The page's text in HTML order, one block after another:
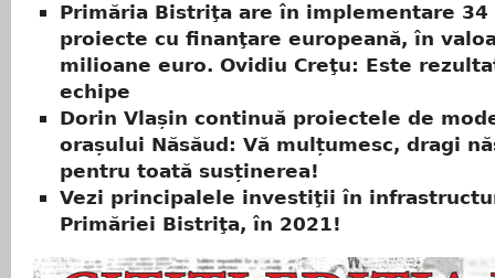
Primăria Bistriţa are în implementare 34
proiecte cu finanţare europeană, în
milioane euro. Ovidiu Creţu: Este
echipe
Dorin Vlașin continuă proiectele de
orașului Năsăud: Vă mulțumesc, dragi
pentru toată susținerea!
Vezi principalele investiţii în
Primăriei Bistriţa, în 2021!